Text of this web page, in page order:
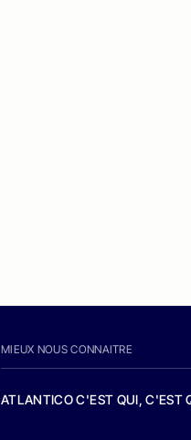
MIEUX NOUS CONNAITRE
ATLANTICO C'EST QUI, C'EST